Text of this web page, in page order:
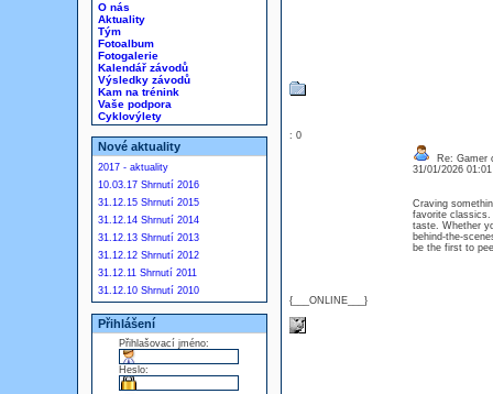
O nás
Aktuality
Tým
Fotoalbum
Fotogalerie
Kalendář závodů
Výsledky závodů
Kam na trénink
Vaše podpora
Cyklovýlety
Nové aktuality
2017 - aktuality
10.03.17 Shrnutí 2016
31.12.15 Shrnutí 2015
31.12.14 Shrnutí 2014
31.12.13 Shrnutí 2013
31.12.12 Shrnutí 2012
31.12.11 Shrnutí 2011
31.12.10 Shrnutí 2010
Přihlášení
Přihlašovací jméno:
Heslo:
: 0
{___ONLINE___}
Re: Gamer
31/01/2026
Craving
favorite classics.
taste. Whether
behind-the-
be the first to